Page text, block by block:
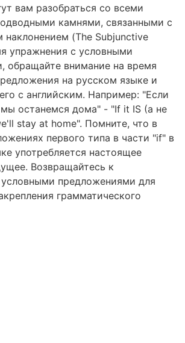
вам разобраться со всеми
камнями, связанными с
наклонением (The Subjunctive
упражнения с условными
обращайте внимание на время
на русском языке и
с английским. Например: "Если
останемся дома" - "If it IS (а не
stay at home". Помните, что в
первого типа в части "if" в
употребляется настоящее
Возвращайтесь к
предложениями для
грамматического